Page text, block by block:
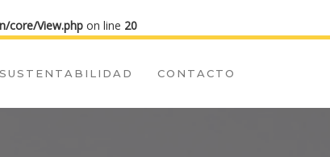
core/View.php on line 20
SUSTENTABILIDAD CONTACTO